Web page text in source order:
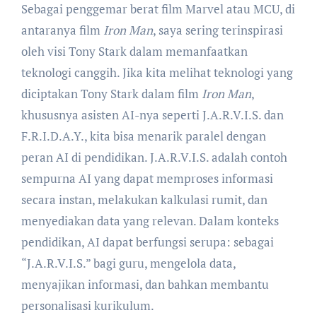
Sebagai penggemar berat film Marvel atau MCU, di
antaranya film Iron Man, saya sering terinspirasi
oleh visi Tony Stark dalam memanfaatkan
teknologi canggih. Jika kita melihat teknologi yang
diciptakan Tony Stark dalam film Iron Man,
khususnya asisten AI-nya seperti J.A.R.V.I.S. dan
F.R.I.D.A.Y., kita bisa menarik paralel dengan
peran AI di pendidikan. J.A.R.V.I.S. adalah contoh
sempurna AI yang dapat memproses informasi
secara instan, melakukan kalkulasi rumit, dan
menyediakan data yang relevan. Dalam konteks
pendidikan, AI dapat berfungsi serupa: sebagai
“J.A.R.V.I.S.” bagi guru, mengelola data,
menyajikan informasi, dan bahkan membantu
personalisasi kurikulum.